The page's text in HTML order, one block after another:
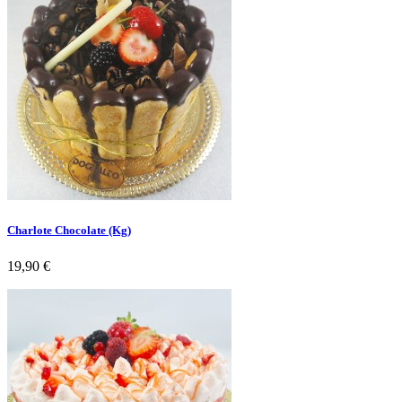
Charlote Chocolate (Kg)
Preço
19,90 €